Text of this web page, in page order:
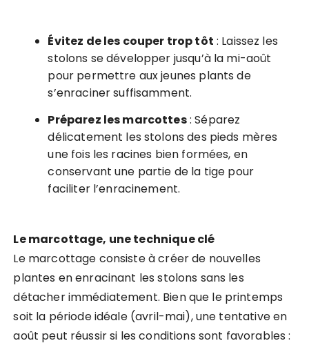
Évitez de les couper trop tôt : Laissez les
stolons se développer jusqu’à la mi-août
pour permettre aux jeunes plants de
s’enraciner suffisamment.
Préparez les marcottes: Séparez
délicatement les stolons des pieds mères
une fois les racines bien formées, en
conservant une partie de la tige pour
faciliter l’enracinement.
Le marcottage, une technique clé
Le marcottage consiste à créer de nouvelles
plantes en enracinant les stolons sans les
détacher immédiatement. Bien que le printemps
soit la période idéale (avril-mai), une tentative en
août peut réussir si les conditions sont favorables :